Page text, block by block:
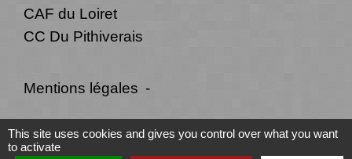
CAF du Loiret
CC Du Pithiverais
Mentions légales -
Politique de confidentialité - Accessibilité -
This site uses cookies and gives you control over what you want
to activate